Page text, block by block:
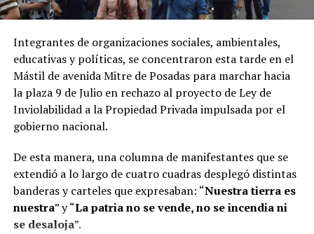
Integrantes de organizaciones sociales, ambientales,
educativas y políticas, se concentraron esta tarde en el
Mástil de avenida Mitre de Posadas para marchar hacia
la plaza 9 de Julio en rechazo al proyecto de Ley de
Inviolabilidad a la Propiedad Privada impulsada por el
gobierno nacional.
De esta manera, una columna de manifestantes que se
extendió a lo largo de cuatro cuadras desplegó distintas
banderas y carteles que expresaban: “Nuestra tierra es
nuestra” y “La patria no se vende, no se incendia ni
se desaloja”.